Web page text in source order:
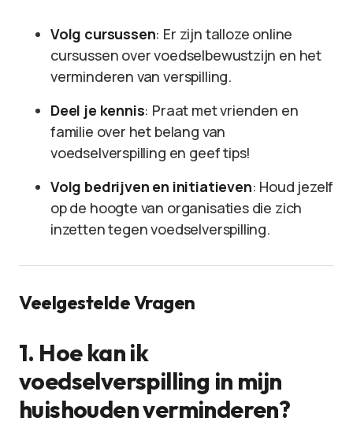
Volg cursussen: Er zijn talloze online
cursussen over voedselbewustzijn en het
verminderen van verspilling.
Deel je kennis: Praat met vrienden en
familie over het belang van
voedselverspilling en geef tips!
Volg bedrijven en initiatieven: Houd jezelf
op de hoogte van organisaties die zich
inzetten tegen voedselverspilling.
Veelgestelde Vragen
1. Hoe kan ik
voedselverspilling in mijn
huishouden verminderen?